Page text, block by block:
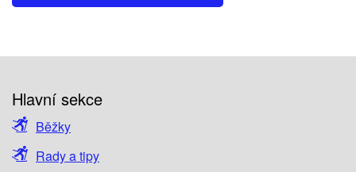
Hlavní sekce
Běžky
Rady a tipy